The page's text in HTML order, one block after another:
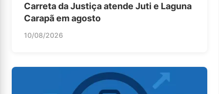
Carreta da Justiça atende Juti e Laguna
Carapã em agosto
10/08/2026